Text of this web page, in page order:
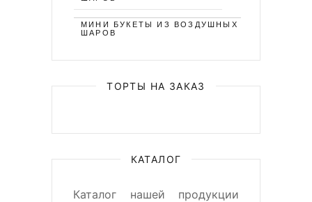
МИНИ БУКЕТЫ ИЗ ВОЗДУШНЫХ
ШАРОВ
ТОРТЫ НА ЗАКАЗ
КАТАЛОГ
Каталог нашей продукции